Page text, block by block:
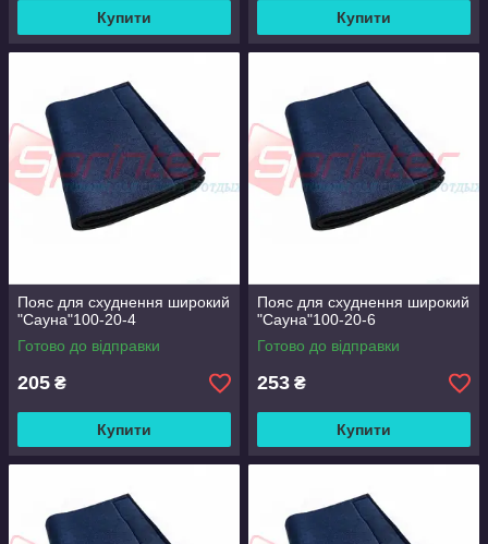
Купити Купити
Пояс для схуднення широкий
"Сауна"100-20-4
Готово до відправки
205 ₴
Купити
Пояс для схуднення широкий
"Сауна"100-20-6
Готово до відправки
253 ₴
Купити